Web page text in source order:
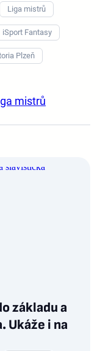
Liga mistrů
iSport Fantasy
Plzeň
mistrů
základu a
Ukáže i na